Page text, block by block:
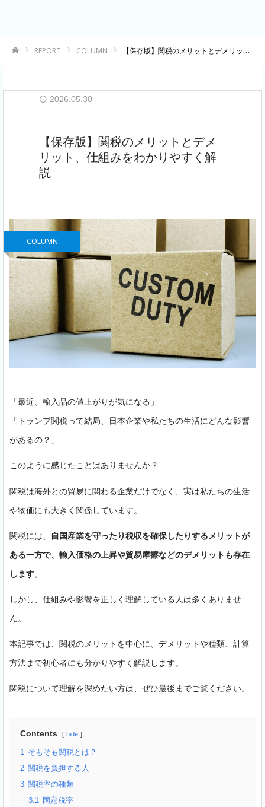
REPORT COLUMN 【保存版】関税のメリットとデメリット、仕組みをわかりやすく解説
2026.05.30
【保存版】関税のメリットとデメ
リット、仕組みをわかりやすく解
説
COLUMN
「最近、輸入品の値上がりが気になる」
「トランプ関税って結局、日本企業や私たちの生活にどんな影響
があるの？」
このように感じたことはありませんか？
関税は海外との貿易に関わる企業だけでなく、実は私たちの生活
や物価にも大きく関係しています。
関税には、
自国産業を守ったり税収を確保したりするメリットが
ある一方で、輸入価格の上昇や貿易摩擦などのデメリットも存在
します。
しかし、仕組みや影響を正しく理解している人は多くありませ
ん。
本記事では、関税のメリットを中心に、デメリットや種類、計算
方法まで初心者にも分かりやすく解説します。
関税について理解を深めたい方は、ぜひ最後までご覧ください。
Contents hide
1 そもそも関税とは？
2 関税を負担する人
3 関税率の種類
3.1 国定税率